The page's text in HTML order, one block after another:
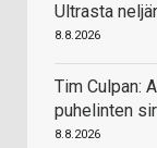
Ultrasta
8.8.2026
Tim Culpan:
puhelinten
8.8.2026